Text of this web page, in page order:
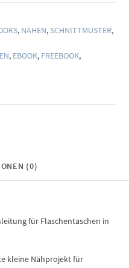
, NÄHEN, SCHNITTMUSTER,
, EBOOK, FREEBOOK,
(0)
für Flaschentaschen in
kleine Nähprojekt für